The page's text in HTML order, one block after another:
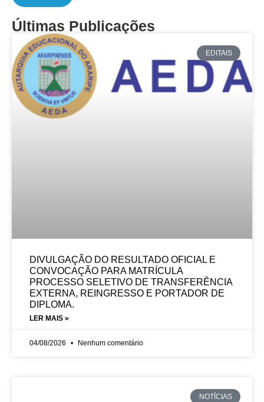
Últimas Publicações
EDITAIS
DIVULGAÇÃO DO RESULTADO OFICIAL E
CONVOCAÇÃO PARA MATRÍCULA
PROCESSO SELETIVO DE TRANSFERÊNCIA
EXTERNA, REINGRESSO E PORTADOR DE
DIPLOMA.
LER MAIS »
04/08/2026 Nenhum comentário
NOTÍCIAS